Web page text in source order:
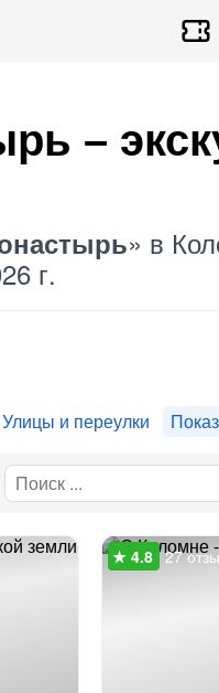
–
» в
г.
Улицы и переулки
27